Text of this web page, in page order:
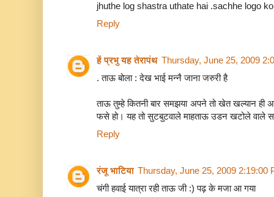
jhuthe log shastra uthate hai .sachhe logo
Reply
हें प्रभु यह तेरापंथ Thursday, June 25, 2009
. ताऊ बोला : देख भाई मन्नै जाना जरुरी है
ताऊ तुम्हे कितनी बार समझया अपने तो खेत खल्यान ही
फसे हो। यह तो सुटबुटवाले माहताऊ उडन खटोले वाले
Reply
रंजू भाटिया Thursday, June 25, 2009 2:19:00
चंगी हवाई यात्रा रही ताऊ जी :) पढ़ के मजा आ गया